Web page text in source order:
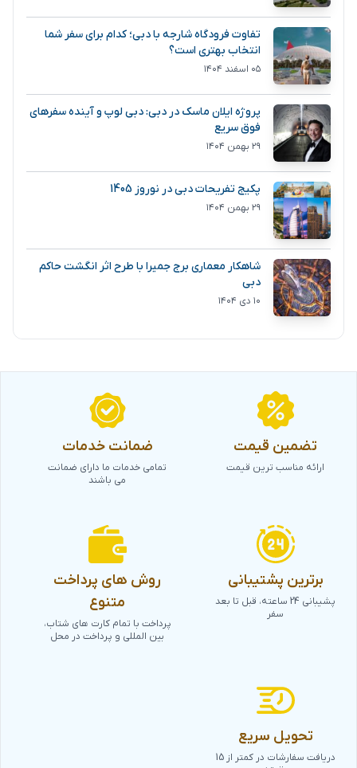
تفاوت فرودگاه شارجه با دبی؛ کدام برای سفر شما
انتخاب بهتری است؟
۰۵ اسفند ۱۴۰۴
پروژه ایلان ماسک در دبی: دبی لوپ و آینده سفرهای
فوق سریع
۲۹ بهمن ۱۴۰۴
پکیج تفریحات دبی در نوروز 1405
۲۹ بهمن ۱۴۰۴
شاهکار معماری برج جمیرا با طرح اثر انگشت حاکم
دبی
۱۰ دی ۱۴۰۴
تضمین قیمت
ارائه مناسب ترین قیمت
ضمانت خدمات
تمامی خدمات ما دارای ضمانت
می باشند
برترین پشتیبانی
پشیبانی 24 ساعته، قبل تا بعد
سفر
روش های پرداخت
متنوع
پرداخت با تمام کارت های شتاب،
بین المللی و پرداخت در محل
تحویل سریع
دریافت سفارشات در کمتر از 15